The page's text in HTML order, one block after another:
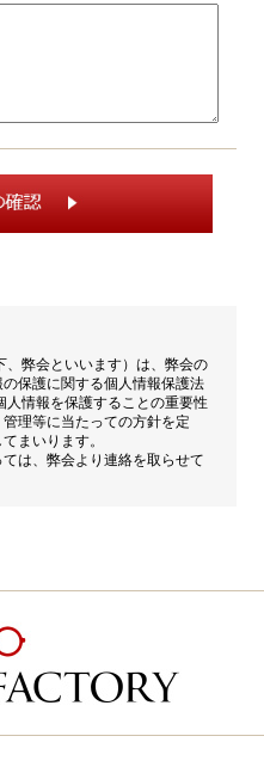
、弊会といいます）は、弊会の
保護に関する個人情報保護法
人情報を保護することの重要性
理等に当たっての方針を定
まいります。
は、弊会より連絡を取らせて